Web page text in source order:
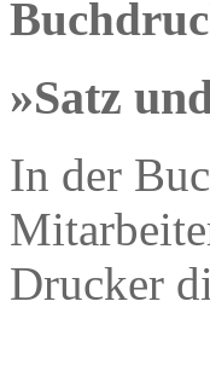
»Satz
In der
Drucker